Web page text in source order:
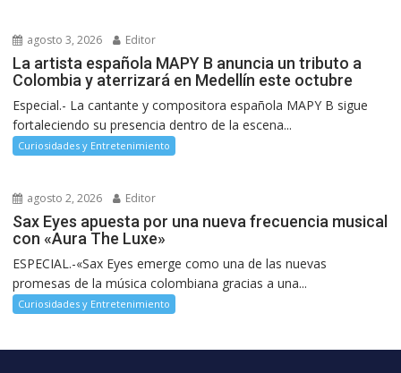
agosto 3, 2026 Editor
La artista española MAPY B anuncia un tributo a
Colombia y aterrizará en Medellín este octubre
Especial.- La cantante y compositora española MAPY B sigue
fortaleciendo su presencia dentro de la escena...
Curiosidades y Entretenimiento
agosto 2, 2026 Editor
Sax Eyes apuesta por una nueva frecuencia musical
con «Aura The Luxe»
ESPECIAL.-«Sax Eyes emerge como una de las nuevas
promesas de la música colombiana gracias a una...
Curiosidades y Entretenimiento